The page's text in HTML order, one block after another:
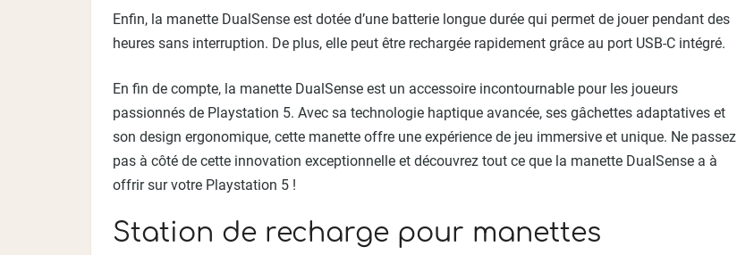
Enfin, la manette DualSense est dotée d’une batterie longue durée qui permet de jouer pendant des
heures sans interruption. De plus, elle peut être rechargée rapidement grâce au port USB-C intégré.
En fin de compte, la manette DualSense est un accessoire incontournable pour les joueurs
passionnés de Playstation 5. Avec sa technologie haptique avancée, ses gâchettes adaptatives et
son design ergonomique, cette manette offre une expérience de jeu immersive et unique. Ne passez
pas à côté de cette innovation exceptionnelle et découvrez tout ce que la manette DualSense a à
offrir sur votre Playstation 5 !
Station de recharge pour manettes